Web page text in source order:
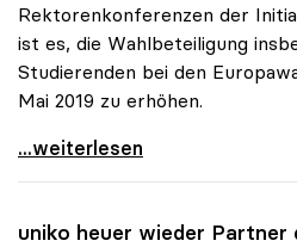
Rektorenkonferenzen der
ist es, die Wahlbeteiligung
Studierenden bei den
Mai 2019 zu erhöhen.
uniko präsentierte Banner
...weiterlesen
uniko heuer wieder Partner